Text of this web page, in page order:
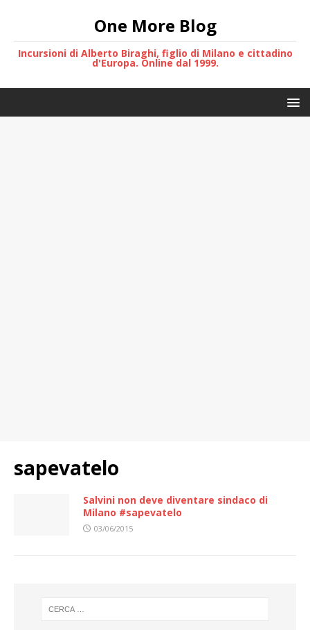
One More Blog
Incursioni di Alberto Biraghi, figlio di Milano e cittadino
d'Europa. Online dal 1999.
sapevatelo
Salvini non deve diventare sindaco di
Milano #sapevatelo
03/06/2015